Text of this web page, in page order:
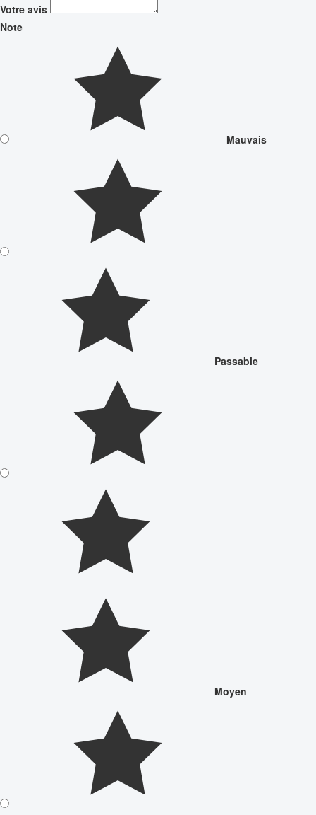
Votre avis
Note
Mauvais
Passable
Moyen